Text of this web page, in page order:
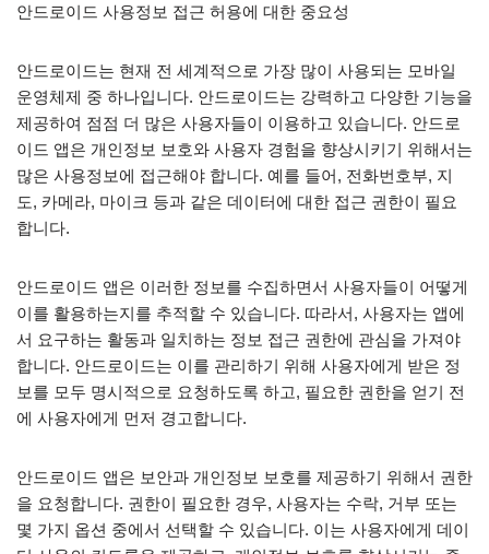
안드로이드 사용정보 접근 허용에 대한 중요성
안드로이드는 현재 전 세계적으로 가장 많이 사용되는 모바일
운영체제 중 하나입니다. 안드로이드는 강력하고 다양한 기능을
제공하여 점점 더 많은 사용자들이 이용하고 있습니다. 안드로
이드 앱은 개인정보 보호와 사용자 경험을 향상시키기 위해서는
많은 사용정보에 접근해야 합니다. 예를 들어, 전화번호부, 지
도, 카메라, 마이크 등과 같은 데이터에 대한 접근 권한이 필요
합니다.
안드로이드 앱은 이러한 정보를 수집하면서 사용자들이 어떻게
이를 활용하는지를 추적할 수 있습니다. 따라서, 사용자는 앱에
서 요구하는 활동과 일치하는 정보 접근 권한에 관심을 가져야
합니다. 안드로이드는 이를 관리하기 위해 사용자에게 받은 정
보를 모두 명시적으로 요청하도록 하고, 필요한 권한을 얻기 전
에 사용자에게 먼저 경고합니다.
안드로이드 앱은 보안과 개인정보 보호를 제공하기 위해서 권한
을 요청합니다. 권한이 필요한 경우, 사용자는 수락, 거부 또는
몇 가지 옵션 중에서 선택할 수 있습니다. 이는 사용자에게 데이